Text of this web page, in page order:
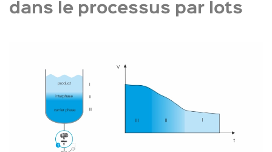
dans le processus par lots